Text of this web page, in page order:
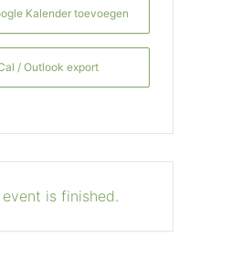
Kalender toevoegen
/ Outlook export
event is finished.